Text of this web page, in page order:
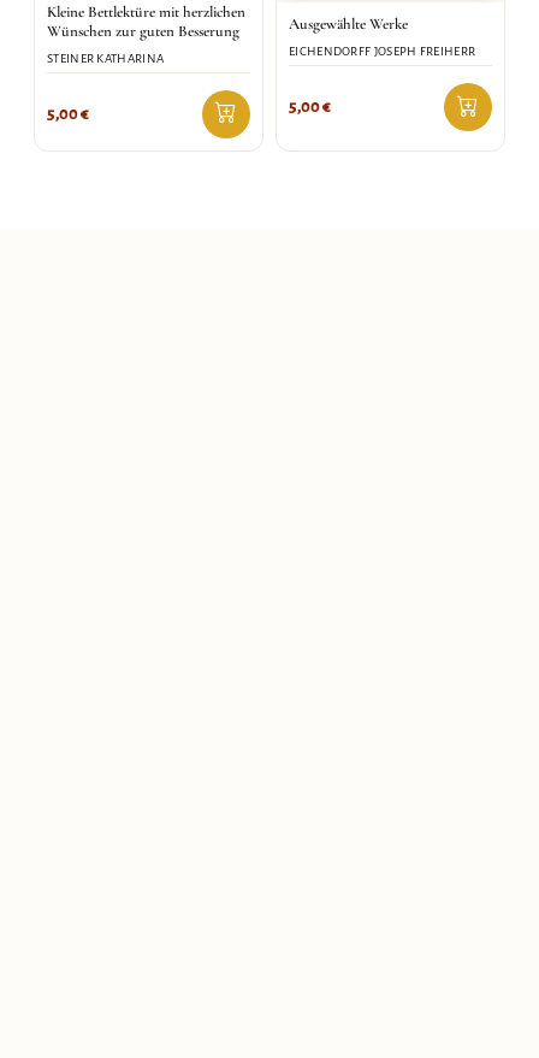
Kleine Bettlektüre mit herzlichen
Wünschen zur guten Besserung
STEINER KATHARINA
5,00€
Ausgewählte Werke
EICHENDORFF JOSEPH FREIHERR
5,00€